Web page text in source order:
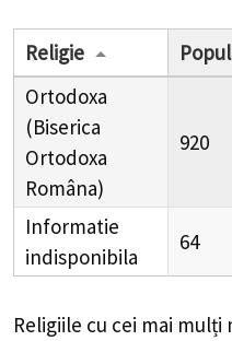
Religie
Ortodoxa
(Biserica
Ortodoxa
Româna)
920
Informatie
indisponibila
64
Religiile cu cei mai